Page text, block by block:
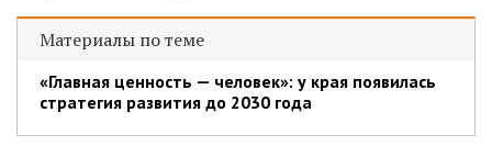
Материалы по теме
«Главная ценность — человек»: у края появилась
стратегия развития до 2030 года